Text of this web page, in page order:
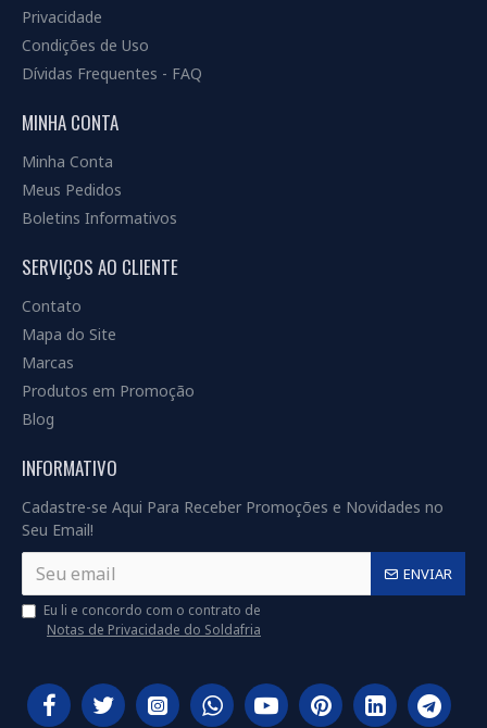
Privacidade
Condições de Uso
Dívidas Frequentes - FAQ
MINHA CONTA
Minha Conta
Meus Pedidos
Boletins Informativos
SERVIÇOS AO CLIENTE
Contato
Mapa do Site
Marcas
Produtos em Promoção
Blog
INFORMATIVO
Cadastre-se Aqui Para Receber Promoções e Novidades no
Seu Email!
ENVIAR
Eu li e concordo com o contrato de
Notas de Privacidade do Soldafria